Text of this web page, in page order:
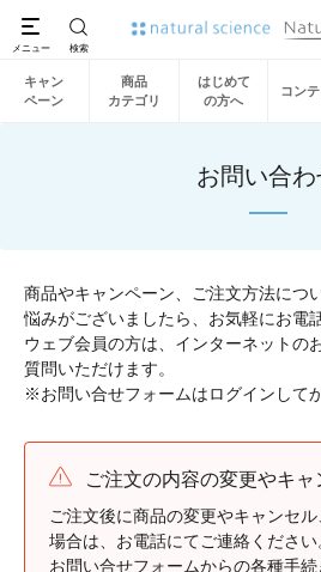
キャン
ペーン
商品
カテゴリ
はじめて
の方へ
コン
お問い合わ
商品やキャンペーン、ご注文方法につ
悩みがございましたら、お気軽にお電
ウェブ会員の方は、インターネットの
質問いただけます。
※お問い合せフォームはログインして
ご注文の内容の変更やキ
ご注文後に商品の変更やキャンセ
場合は、お電話にてご連絡ください
お問い合せフォームからの各種手